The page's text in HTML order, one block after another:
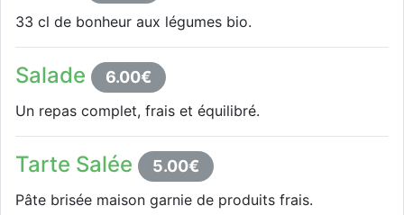
33 cl de bonheur aux légumes bio.
Salade 6.00€
Un repas complet, frais et équilibré.
Tarte Salée 5.00€
Pâte brisée maison garnie de produits frais.